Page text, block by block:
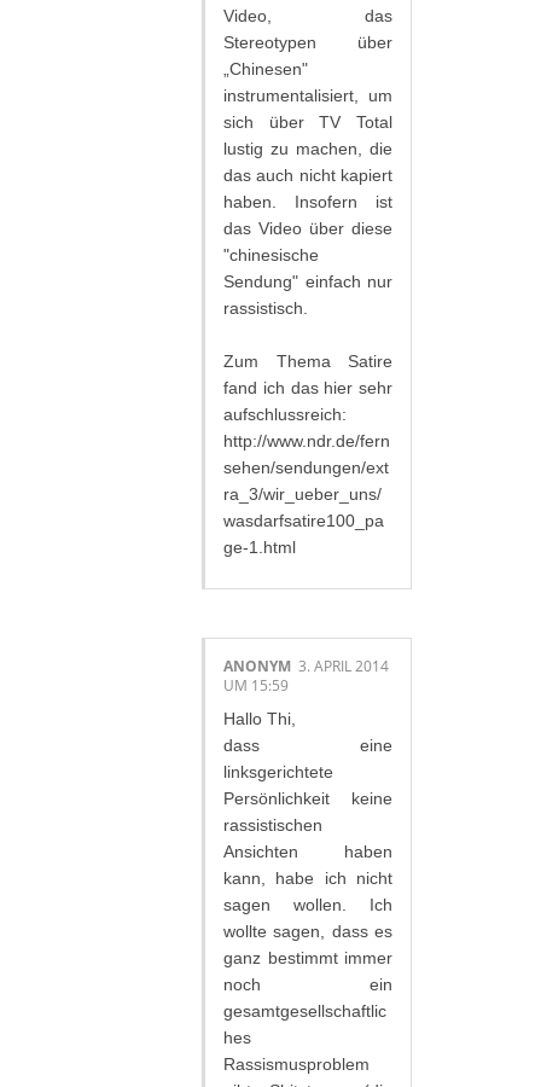
Video, das
Stereotypen über
„Chinesen"
instrumentalisiert, um
sich über TV Total
lustig zu machen, die
das auch nicht kapiert
haben. Insofern ist
das Video über diese
"chinesische
Sendung" einfach nur
rassistisch.
Zum Thema Satire
fand ich das hier sehr
aufschlussreich:
http://www.ndr.de/fern
sehen/sendungen/ext
ra_3/wir_ueber_uns/
wasdarfsatire100_pa
ge-1.html
ANONYM 3. APRIL 2014
UM 15:59
Hallo Thi,
dass eine
linksgerichtete
Persönlichkeit keine
rassistischen
Ansichten haben
kann, habe ich nicht
sagen wollen. Ich
wollte sagen, dass es
ganz bestimmt immer
noch ein
gesamtgesellschaftlic
hes
Rassismusproblem